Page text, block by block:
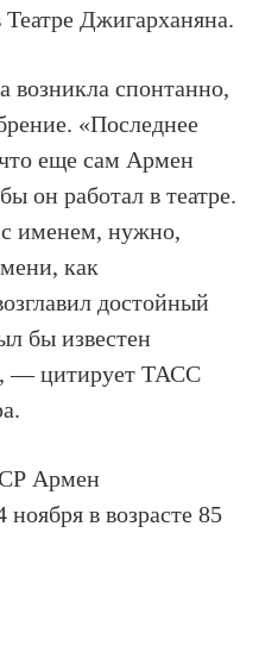
Театре Джигарханяна.
возникла спонтанно,
«Последнее
еще сам Армен
он работал в театре.
именем, нужно,
как
достойный
бы известен
— цитирует ТАСС
Армен
ноября в возрасте 85